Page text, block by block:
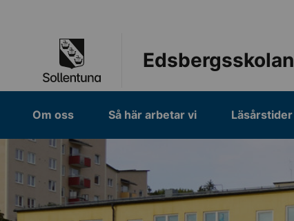
Edsbergsskolan
Om oss Så här arbetar vi Läsårstider